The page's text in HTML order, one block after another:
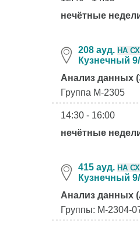
нечётные
208 ауд. НА
Кузнечный
Анализ данных
Группа М-2305
14:30 - 16:00
нечётные
415 ауд. НА
Кузнечный
Анализ данных
Группы: М-2304-